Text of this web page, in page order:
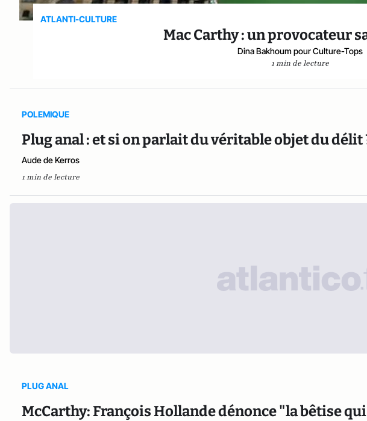
ATLANTI-CULTURE
Mac Carthy : un provocateur
Dina Bakhoum pour Culture-Tops
1 min de lecture
POLEMIQUE
Plug anal : et si on parlait du véritable objet du délit
Aude de Kerros
1 min de lecture
PLUG ANAL
McCarthy: François Hollande dénonce "la bêtise